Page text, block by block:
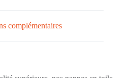
complémentaires